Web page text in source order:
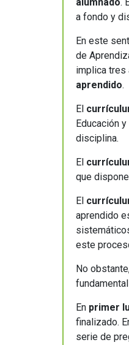
a fondo y
En este
de
implica tres
aprendido.
El
Educación
disciplina.
El
que
El
aprendido
este
No
En primer
finalizado.
serie de